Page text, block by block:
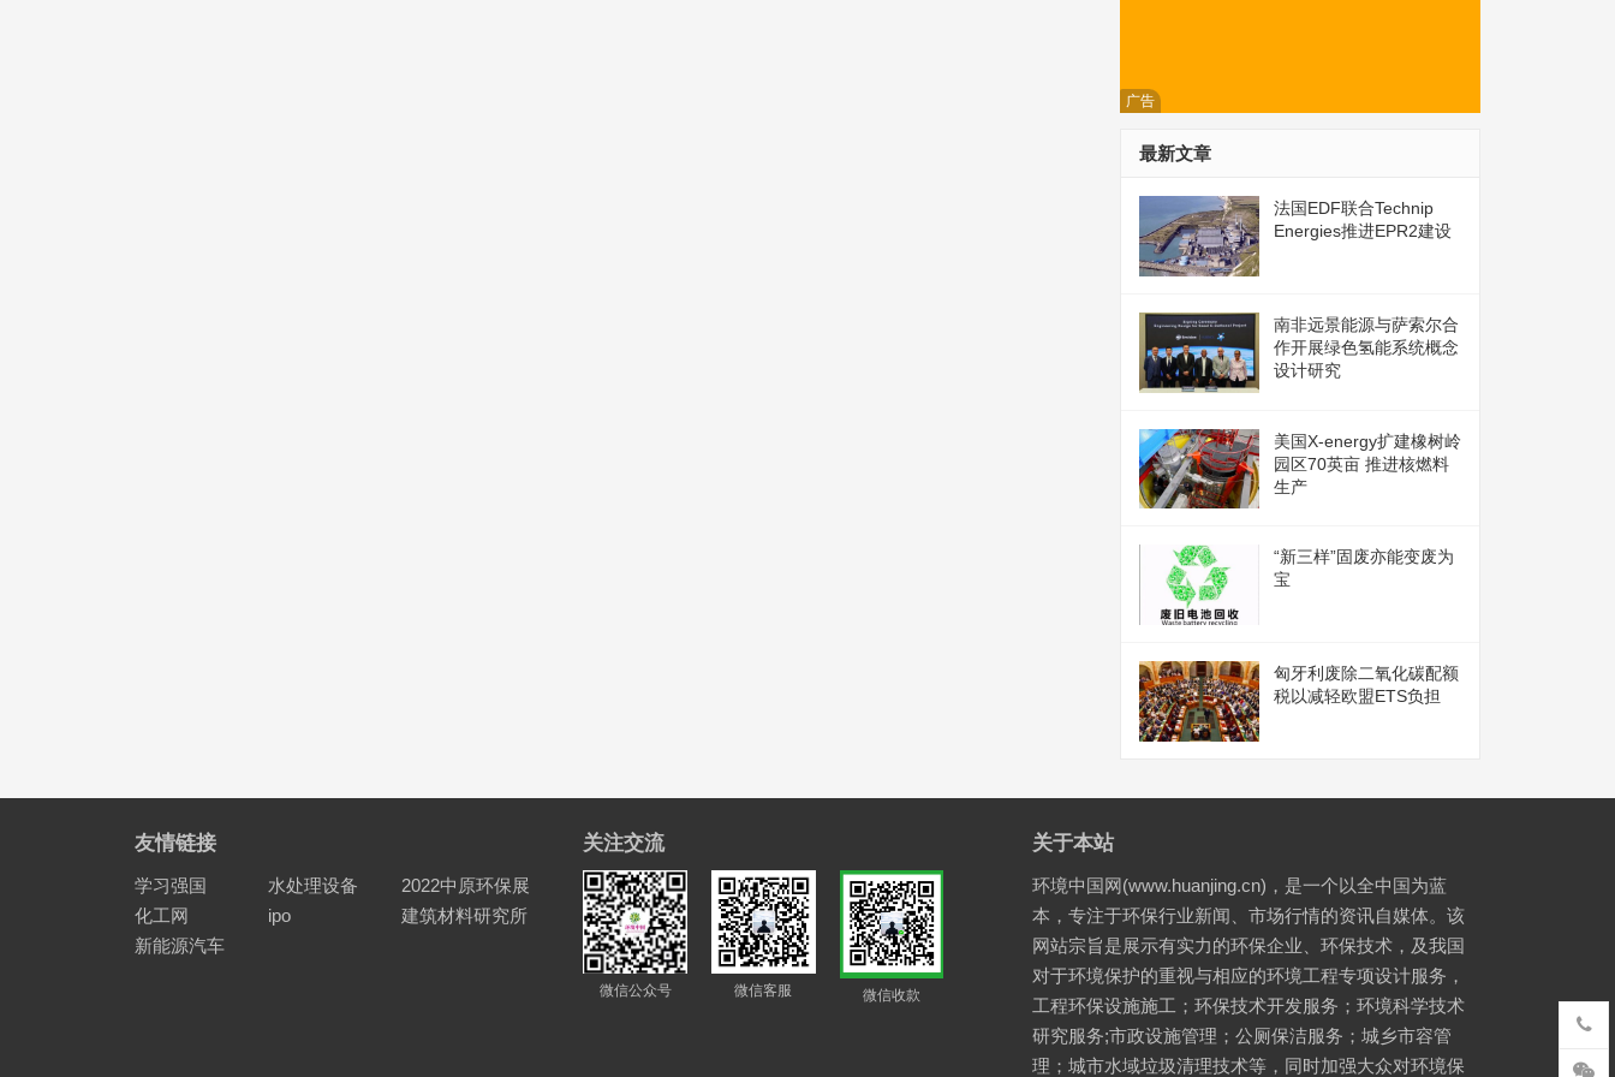
广告
最新文章
法国EDF联合Technip
Energies推进EPR2建设
南非远景能源与萨索尔合
作开展绿色氢能系统概念
设计研究
美国X-energy扩建橡树岭
园区70英亩 推进核燃料
生产
“新三样”固废亦能变废为
宝
匈牙利废除二氧化碳配额
税以减轻欧盟ETS负担
友情链接
学习强国 水处理设备
2022中原环保展
化工网
ipo
建筑材料研究所
新能源汽车
关注交流
微信公众号 微信客服 微信收款
关于本站
环境中国网(www.huanjing.cn)，是一个以全中国为蓝
本，专注于环保行业新闻、市场行情的资讯自媒体。该
网站宗旨是展示有实力的环保企业、环保技术，及我国
对于环境保护的重视与相应的环境工程专项设计服务，
工程环保设施施工；环保技术开发服务；环境科学技术
研究服务;市政设施管理；公厕保洁服务；城乡市容管
理；城市水域垃圾清理技术等，同时加强大众对环境保